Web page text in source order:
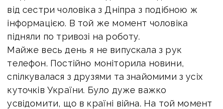
від сестри чоловіка з Дніпра з подібною ж
інформацією. В той же момент чоловіка
підняли по тривозі на роботу.
Майже весь день я не випускала з рук
телефон. Постійно моніторила новини,
спілкувалася з друзями та знайомими з усіх
куточків України. Було дуже важко
усвідомити, що в країні війна. На той момент